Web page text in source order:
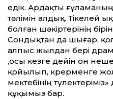
едік. Ардақты
тәлімін алдық. Тікелей
болған шәкіртерінің
Сондықтан да шығар,
алпыс жылдан бері
,осы кезге дейін он
қойылып, көрерменге
мектебінің
құқымыз бар.